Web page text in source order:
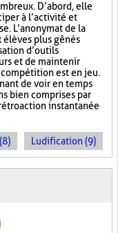
D’abord, elle
à l’activité et
L’anonymat de la
élèves plus gênés
d’outils
et de maintenir
est en jeu.
de voir en temps
bien comprises par
instantanée
Ludification (9)